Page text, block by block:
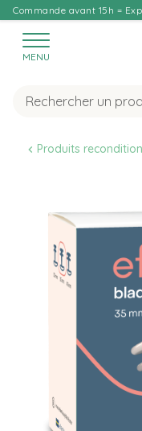
Commande avant 15h =
MENU
Produits